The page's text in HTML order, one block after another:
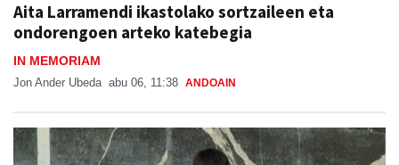
Aita Larramendi ikastolako sortzaileen eta
ondorengoen arteko katebegia
IN MEMORIAM
Jon Ander Ubeda abu 06, 11:38 ANDOAIN